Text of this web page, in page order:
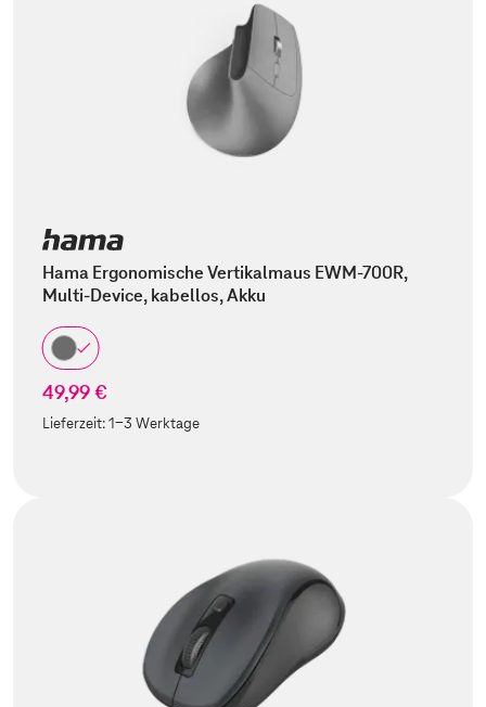
Hama Ergonomische Vertikalmaus EWM-700R,
Multi-Device, kabellos, Akku
49,99 €
Lieferzeit:1-3 Werktage